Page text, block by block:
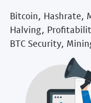
Bitcoin, Hashrate,
Halving,
BTC Security,